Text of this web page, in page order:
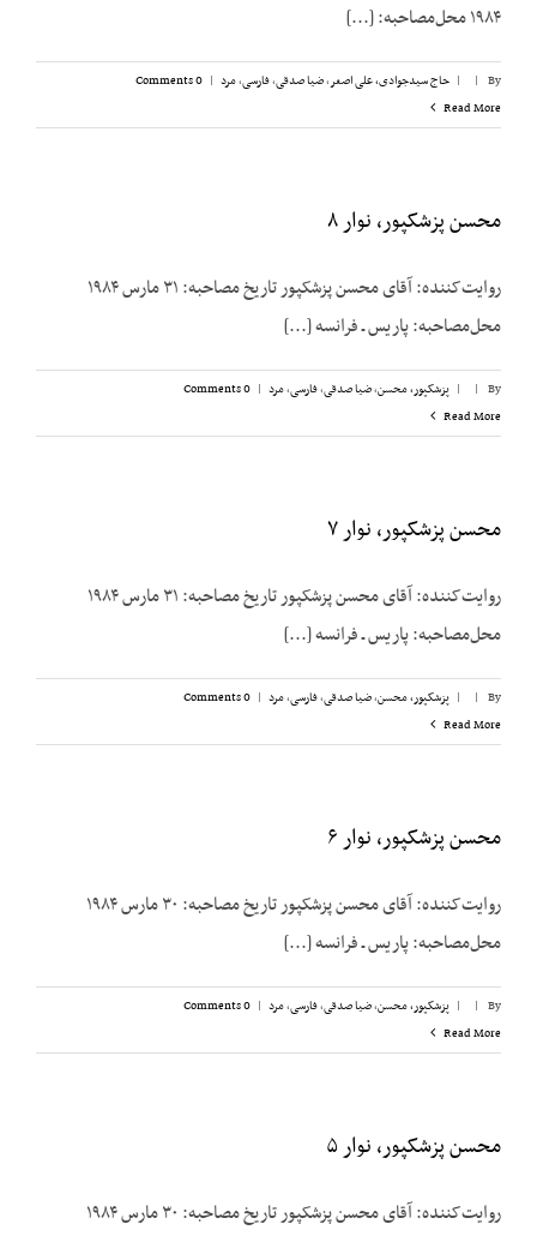
۱۹۸۴ محل‌مصاحبه: [...]
By
|
| حاج سیدجوادی، علی اصغر,ضیا صدقی,فارسی,مرد |
0 Comments
Read More
محسن پزشکپور، نوار ۸
روایت‌کننده: آقای محسن پزشک‎پور تاریخ مصاحبه: ۳۱ مارس ۱۹۸۴
محل‌مصاحبه: پاریس ـ فرانسه [...]
By
|
| پزشکپور،‌ محسن,ضیا صدقی,فارسی,مرد |
0 Comments
Read More
محسن پزشکپور، نوار ۷
روایت‌کننده: آقای محسن پزشک‎پور تاریخ مصاحبه: ۳۱ مارس ۱۹۸۴
محل‌مصاحبه: پاریس ـ فرانسه [...]
By
|
| پزشکپور،‌ محسن,ضیا صدقی,فارسی,مرد |
0 Comments
Read More
محسن پزشکپور، نوار ۶
روایت‌کننده: آقای محسن پزشک‎پور تاریخ مصاحبه: ۳۰ مارس ۱۹۸۴
محل‌مصاحبه: پاریس ـ فرانسه [...]
By
|
| پزشکپور،‌ محسن,ضیا صدقی,فارسی,مرد |
0 Comments
Read More
محسن پزشکپور، نوار ۵
روایت‌کننده: آقای محسن پزشک‎پور تاریخ مصاحبه: ۳۰ مارس ۱۹۸۴